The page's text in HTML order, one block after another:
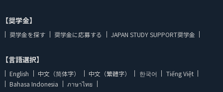
【奨学金】
奨学金を探す 奨学金に応募する JAPAN STUDY SUPPORT奨学金
【言語選択】
English 中文（简体字） 中文（繁體字） 한국어
Tiếng Việt
Bahasa Indonesia
ภาษาไทย